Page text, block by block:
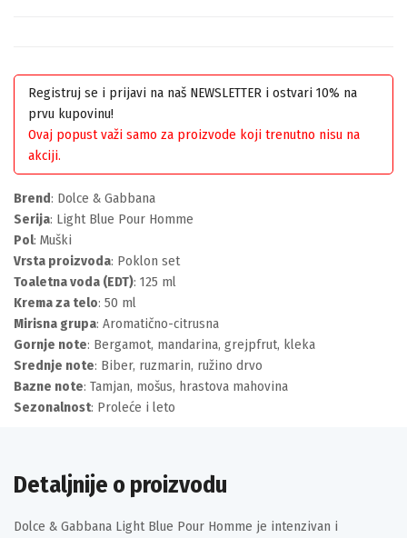
Registruj se i prijavi na naš NEWSLETTER i ostvari 10% na
prvu kupovinu!
Ovaj popust važi samo za proizvode koji trenutno nisu na
akciji.
Brend: Dolce & Gabbana
Serija: Light Blue Pour Homme
Pol: Muški
Vrsta proizvoda: Poklon set
Toaletna voda (EDT): 125 ml
Krema za telo: 50 ml
Mirisna grupa: Aromatično-citrusna
Gornje note: Bergamot, mandarina, grejpfrut, kleka
Srednje note: Biber, ruzmarin, ružino drvo
Bazne note: Tamjan, mošus, hrastova mahovina
Sezonalnost: Proleće i leto
Detaljnije o proizvodu
Dolce & Gabbana Light Blue Pour Homme je intenzivan i